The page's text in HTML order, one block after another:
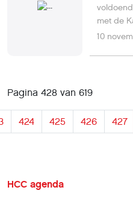
met de
dit eens
in héél
Ede
10
Pagina 428 van 619
424 425 426 427
HCC agenda